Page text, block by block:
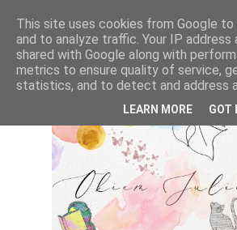
This site uses cookies from Google
and to analyze traffic. Your IP address
shared with Google along with
metrics to ensure quality of service,
statistics, and to detect and address
LEARN MORE GOT